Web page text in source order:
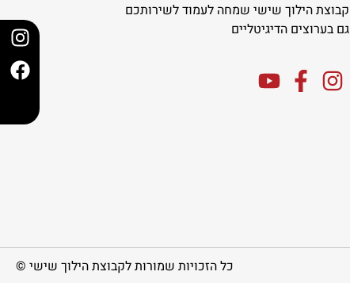
קבוצת הילוך שישי שמחה לעמוד לשירותכם
גם בערוצים הדיגיטליים
כל הזכויות שמורות לקבוצת הילוך שישי ©